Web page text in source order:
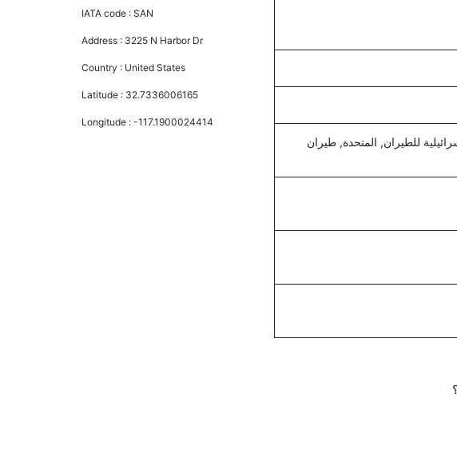
للطيران, المتحدة, طيران
IATA code :SAN
Address : 3225 N Harbor Dr
Country : United States
Latitude : 32.7336006165
Longitude :-117.1900024414